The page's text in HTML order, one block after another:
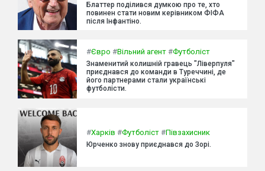
Блаттер поділився думкою про те, хто
повинен стати новим керівником ФІФА
після Інфантіно.
#Євро #Вільний агент #Футболіст
Знаменитий колишній гравець "Ліверпуля"
приєднався до команди в Туреччині, де
його партнерами стали українські
футболісти.
#Харків #Футболіст #Півзахисник
Юрченко знову приєднався до Зорі.